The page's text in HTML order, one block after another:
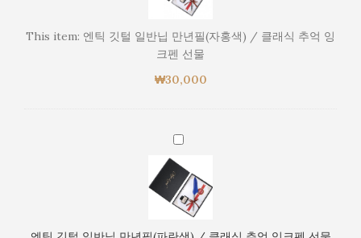
일
닙
만
년
홍
/
클
래
This item: 엔틱 깃털 일반닙 만년필(자홍색) / 클래식 추억 잉
크펜 선물
₩30,000
엔
깃
털
일